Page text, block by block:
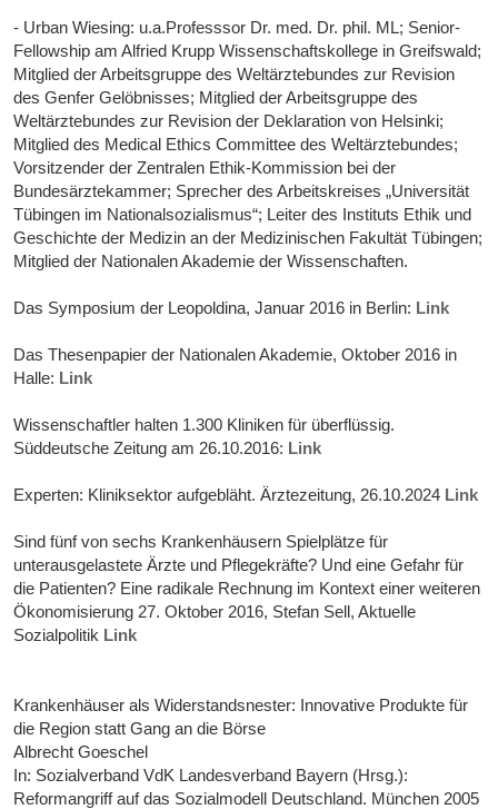
- Urban Wiesing: u.a.Professsor Dr. med. Dr. phil. ML; Senior-
Fellowship am Alfried Krupp Wissenschaftskollege in Greifswald;
Mitglied der Arbeitsgruppe des Weltärztebundes zur Revision
des Genfer Gelöbnisses; Mitglied der Arbeitsgruppe des
Weltärztebundes zur Revision der Deklaration von Helsinki;
Mitglied des Medical Ethics Committee des Weltärztebundes;
Vorsitzender der Zentralen Ethik-Kommission bei der
Bundesärztekammer; Sprecher des Arbeitskreises „Universität
Tübingen im Nationalsozialismus“; Leiter des Instituts Ethik und
Geschichte der Medizin an der Medizinischen Fakultät Tübingen;
Mitglied der Nationalen Akademie der Wissenschaften.
Das Symposium der Leopoldina, Januar 2016 in Berlin: Link
Das Thesenpapier der Nationalen Akademie, Oktober 2016 in
Halle: Link
Wissenschaftler halten 1.300 Kliniken für überflüssig.
Süddeutsche Zeitung am 26.10.2016: Link
Experten: Kliniksektor aufgebläht. Ärztezeitung, 26.10.2024 Link
Sind fünf von sechs Krankenhäusern Spielplätze für
unterausgelastete Ärzte und Pflegekräfte? Und eine Gefahr für
die Patienten? Eine radikale Rechnung im Kontext einer weiteren
Ökonomisierung 27. Oktober 2016, Stefan Sell, Aktuelle
Sozialpolitik Link
Krankenhäuser als Widerstandsnester: Innovative Produkte für
die Region statt Gang an die Börse
Albrecht Goeschel
In: Sozialverband VdK Landesverband Bayern (Hrsg.):
Reformangriff auf das Sozialmodell Deutschland. München 2005